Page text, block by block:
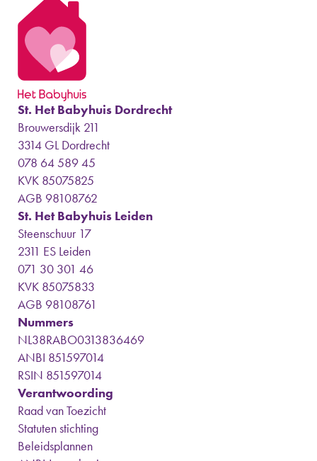
St. Het Babyhuis Dordrecht
Brouwersdijk 211
3314 GL Dordrecht
078 64 589 45
KVK 85075825
AGB 98108762
St. Het Babyhuis Leiden
Steenschuur 17
2311 ES Leiden
071 30 301 46
KVK 85075833
AGB 98108761
Nummers
NL38RABO0313836469
ANBI 851597014
RSIN 851597014
Verantwoording
Raad van Toezicht
Statuten stichting
Beleidsplannen